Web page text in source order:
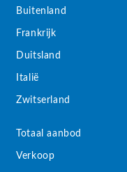
Buitenland
Frankrijk
Duitsland
Italië
Zwitserland
Totaal aanbod
Verkoop